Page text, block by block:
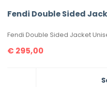
Fendi Double Sided
Fendi Double Sided Jacket
€ 295,00